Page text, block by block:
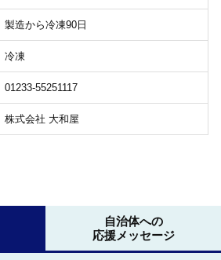
製造から冷凍90日
冷凍
01233-55251117
株式会社 大和屋
自治体への
応援メッセージ